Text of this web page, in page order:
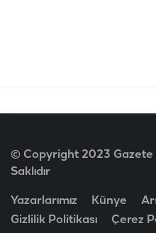
© Copyright 2023 Gazete
Saklıdır
Yazarlarımız Künye
Gizlilik Politikası
Çerez